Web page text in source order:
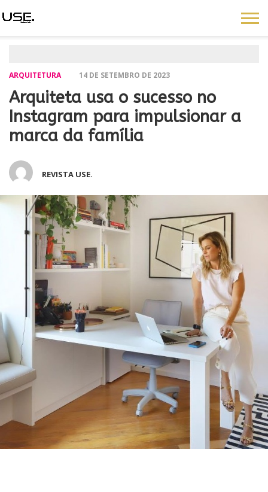
ARQUITETURA 14 DE SETEMBRO DE 2023
Arquiteta usa o sucesso no
Instagram para impulsionar a
marca da família
REVISTA USE.